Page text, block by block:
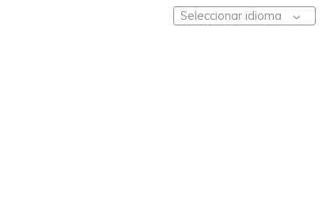
Seleccionar idioma